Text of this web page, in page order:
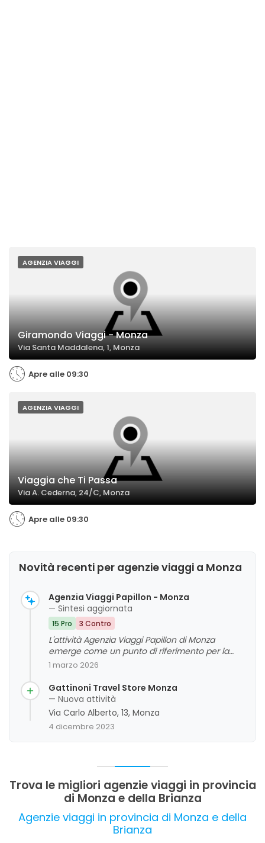
AGENZIA VIAGGI
Giramondo Viaggi - Monza
Via Santa Maddalena, 1, Monza
Apre alle 09:30
AGENZIA VIAGGI
Viaggia che Ti Passa
Via A. Cederna, 24/C, Monza
Apre alle 09:30
Novità recenti per agenzie viaggi a Monza
Agenzia Viaggi Papillon - Monza
— Sintesi aggiornata
15 Pro 3 Contro
L'attività Agenzia Viaggi Papillon di Monza
emerge come un punto di riferimento per la
competenza e la disponibilità del personale, che
esigenze dei clienti. I clienti apprezzano la
capacità di offrire consulenze coerenti e
soluzioni personalizzate, evidenziando un
rapporto di fiducia consolidato nel tempo.
Tuttavia, alcune recensioni segnalano criticità
garantire un servizio ancora più completo e
1 marzo 2026
Gattinoni Travel Store Monza
— Nuova attività
Via Carlo Alberto, 13, Monza
4 dicembre 2023
Trova le migliori agenzie viaggi in provincia
di Monza e della Brianza
Agenzie viaggi in provincia di Monza e della
Brianza